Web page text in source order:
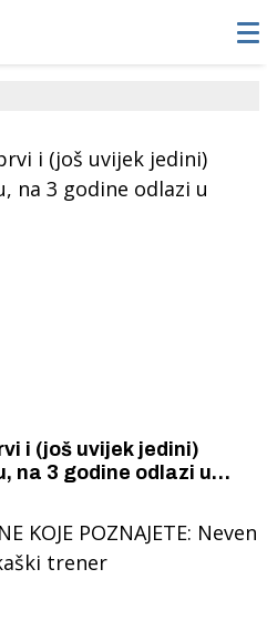
i (još uvijek jedini)
na 3 godine odlazi u